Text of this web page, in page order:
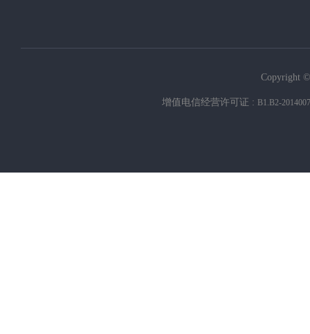
Copyright
增值电信经营许可证 : B1.B2-